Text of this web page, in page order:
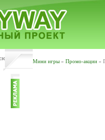
Мини игры » Промо-акции »